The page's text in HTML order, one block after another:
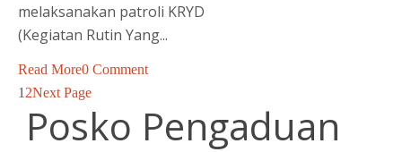
melaksanakan patroli KRYD
(Kegiatan Rutin Yang...
Read More0 Comment
1 2Next Page
Posko Pengaduan